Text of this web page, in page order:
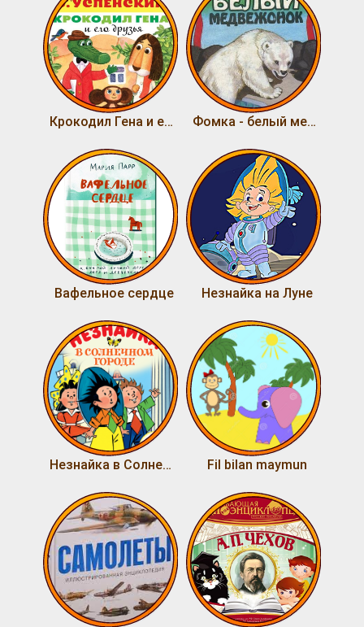
Крокодил Гена и его друзья Фомка - белый медвежонок
Вафельное сердце Незнайка на Луне
Незнайка в Солнечном городе Fil bilan maymun